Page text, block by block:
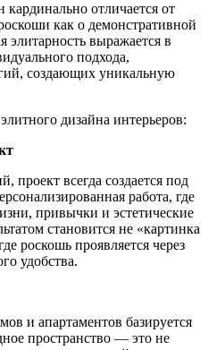
отличается от
как о демонстративной
выражается в
подхода,
создающих уникальную
дизайна интерьеров:
проект всегда создается под
работа, где
привычки и эстетические
становится не «картинка
роскошь проявляется через
удобства.
и апартаментов базируется
пространство — это не